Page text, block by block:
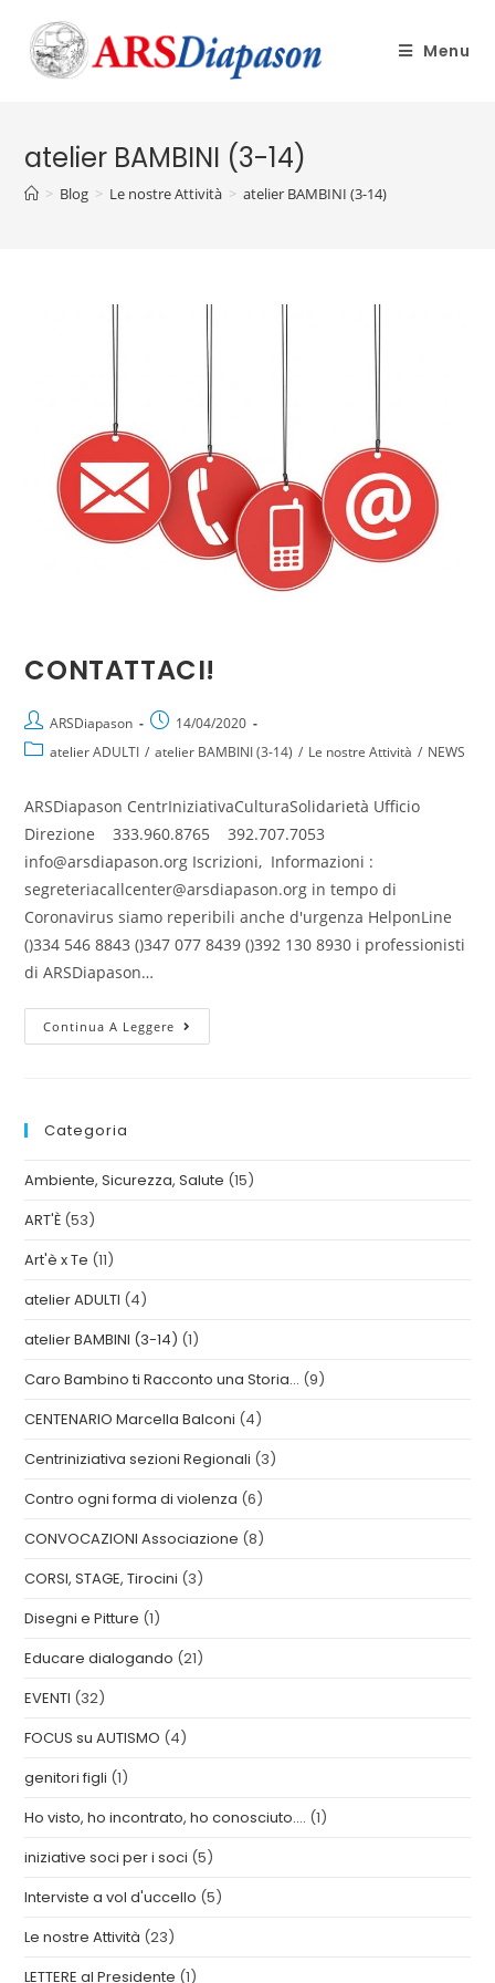
Menu
atelier BAMBINI (3-14)
> Blog > Le nostre Attività > atelier BAMBINI (3-14)
CONTATTACI!
ARSDiapason
14/04/2020
atelier ADULTI / atelier BAMBINI (3-14) / Le nostre Attività / NEWS
ARSDiapason CentrIniziativaCulturaSolidarietà Ufficio
Direzione 333.960.8765 392.707.7053
info@arsdiapason.org Iscrizioni, Informazioni :
segreteriacallcenter@arsdiapason.org in tempo di
Coronavirus siamo reperibili anche d'urgenza HelponLine
()334 546 8843 ()347 077 8439 ()392 130 8930 i professionisti
di ARSDiapason…
Continua A Leggere
Categoria
Ambiente, Sicurezza, Salute (15)
ART'È (53)
Art'è x Te (11)
atelier ADULTI (4)
atelier BAMBINI (3-14) (1)
Caro Bambino ti Racconto una Storia… (9)
CENTENARIO Marcella Balconi (4)
Centriniziativa sezioni Regionali (3)
Contro ogni forma di violenza (6)
CONVOCAZIONI Associazione (8)
CORSI, STAGE, Tirocini (3)
Disegni e Pitture (1)
Educare dialogando (21)
EVENTI (32)
FOCUS su AUTISMO (4)
genitori figli (1)
Ho visto, ho incontrato, ho conosciuto…. (1)
iniziative soci per i soci (5)
Interviste a vol d'uccello (5)
Le nostre Attività (23)
LETTERE al Presidente (1)